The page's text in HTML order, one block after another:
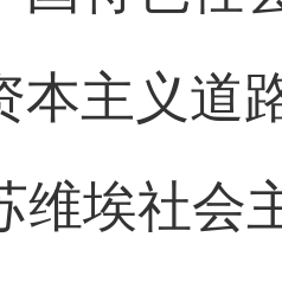
本主义道
维埃社会